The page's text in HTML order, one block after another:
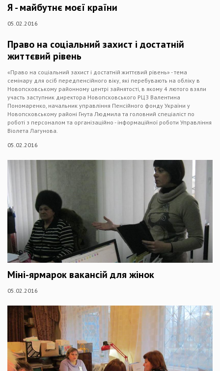
Я - майбутнє моєї країни
05.02.2016
Право на соціальний захист і достатній
життєвий рівень
«Право на соціальний захист і достатній життєвий рівень» - тема
семінару для осіб передпенсійного віку, які перебувають на обліку в
Новопсковському районному центрі зайнятості, в якому 4 лютого взяли
участь заступник директора Новопсковського РЦЗ Валентина
Пономаренко, начальник управління Пенсійного фонду України у
Новопсковському районі Гнута Людмила та головний спеціаліст по
роботі з персоналом та організаційно - інформаційної роботи Управління
Віолета Лагунова.
05.02.2016
Міні-ярмарок вакансій для жінок
05.02.2016